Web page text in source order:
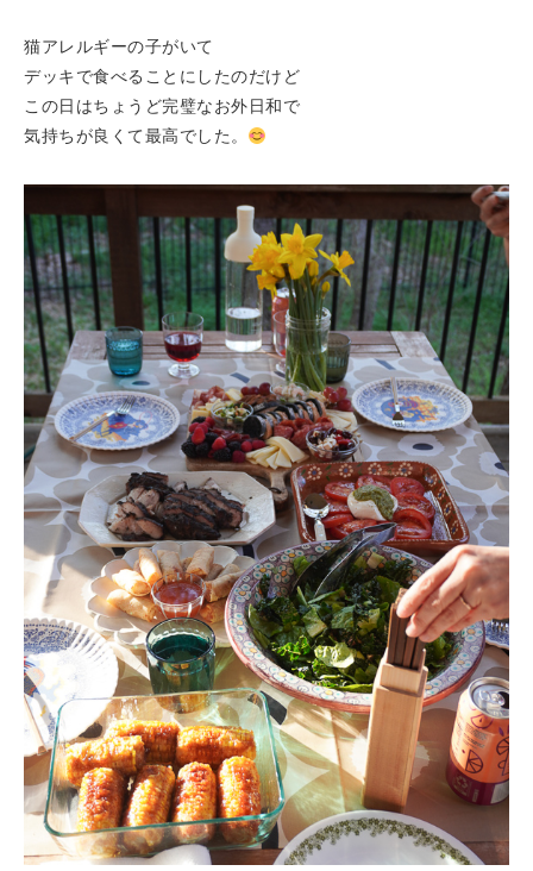
猫アレルギーの子がいて
デッキで食べることにしたのだけど
この日はちょうど完璧なお外日和で
気持ちが良くて最高でした。